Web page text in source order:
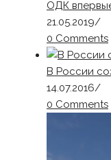
ОДК
21.05.2019/
0 Comments
В России
14.07.2016/
0 Comments